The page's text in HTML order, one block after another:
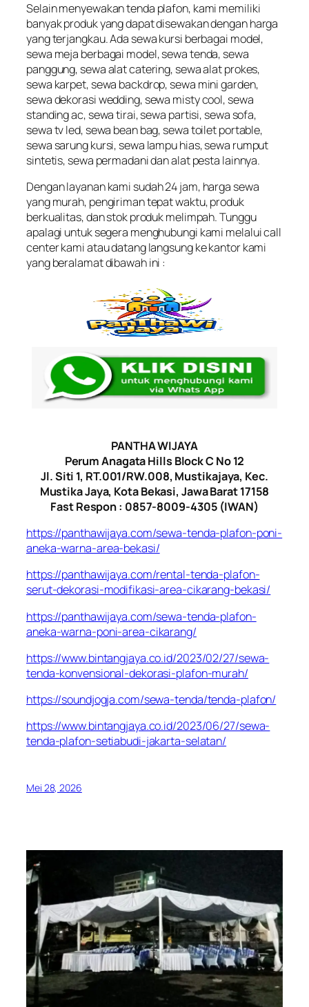
Selain menyewakan tenda plafon, kami memiliki
banyak produk yang dapat disewakan dengan harga
yang terjangkau. Ada sewa kursi berbagai model,
sewa meja berbagai model, sewa tenda, sewa
panggung, sewa alat catering, sewa alat prokes,
sewa karpet, sewa backdrop, sewa mini garden,
sewa dekorasi wedding, sewa misty cool, sewa
standing ac, sewa tirai, sewa partisi, sewa sofa,
sewa tv led, sewa bean bag, sewa toilet portable,
sewa sarung kursi, sewa lampu hias, sewa rumput
sintetis, sewa permadani dan alat pesta lainnya.
Dengan layanan kami sudah 24 jam, harga sewa
yang murah, pengiriman tepat waktu, produk
berkualitas, dan stok produk melimpah. Tunggu
apalagi untuk segera menghubungi kami melalui call
center kami atau datang langsung ke kantor kami
yang beralamat dibawah ini :
PANTHA WIJAYA
Perum Anagata Hills Block C No 12
Jl. Siti 1, RT.001/RW.008, Mustikajaya, Kec.
Mustika Jaya, Kota Bekasi, Jawa Barat 17158
Fast Respon : 0857-8009-4305 (IWAN)
https://panthawijaya.com/sewa-tenda-plafon-poni-
aneka-warna-area-bekasi/
https://panthawijaya.com/rental-tenda-plafon-
serut-dekorasi-modifikasi-area-cikarang-bekasi/
https://panthawijaya.com/sewa-tenda-plafon-
aneka-warna-poni-area-cikarang/
https://www.bintangjaya.co.id/2023/02/27/sewa-
tenda-konvensional-dekorasi-plafon-murah/
https://soundjogja.com/sewa-tenda/tenda-plafon/
https://www.bintangjaya.co.id/2023/06/27/sewa-
tenda-plafon-setiabudi-jakarta-selatan/
Mei 28, 2026